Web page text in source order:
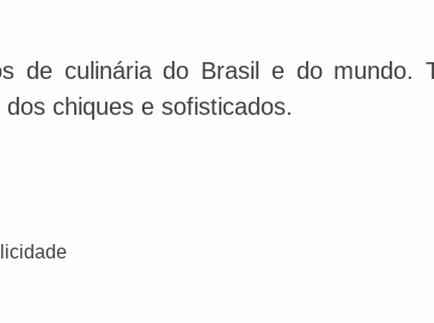
de culinária do Brasil e do mundo.
chiques e sofisticados.